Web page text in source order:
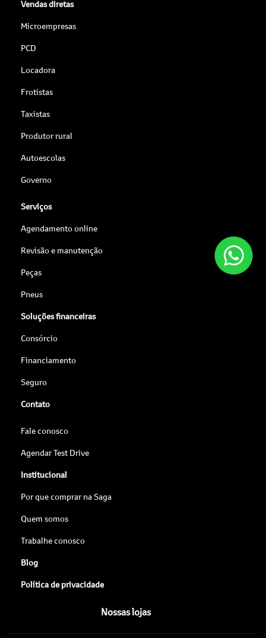
Vendas diretas
Microempresas
PCD
Locadora
Frotistas
Taxistas
Produtor rural
Autoescolas
Governo
Serviços
Agendamento online
Revisão e manutenção
Peças
Pneus
Soluções financeiras
Consórcio
Financiamento
Seguro
Contato
Fale conosco
Agendar Test Drive
Institucional
Por que comprar na Saga
Quem somos
Trabalhe conosco
Blog
Política de privacidade
Nossas lojas